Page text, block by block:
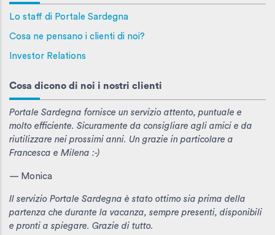
Lo staff di Portale Sardegna
Cosa ne pensano i clienti di noi?
Investor Relations
Cosa dicono di noi i nostri clienti
Portale Sardegna fornisce un servizio attento, puntuale e
molto efficiente. Sicuramente da consigliare agli amici e da
riutilizzare nei prossimi anni. Un grazie in particolare a
Francesca e Milena :-)
— Monica
Il servizio Portale Sardegna è stato ottimo sia prima della
partenza che durante la vacanza, sempre presenti, disponibili
e pronti a spiegare. Grazie di tutto.